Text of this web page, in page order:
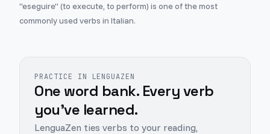
"eseguire" (to execute, to perform) is one of the most
commonly used verbs in Italian.
PRACTICE IN LENGUAZEN
One word bank. Every verb
you've learned.
LenguaZen ties verbs to your reading,